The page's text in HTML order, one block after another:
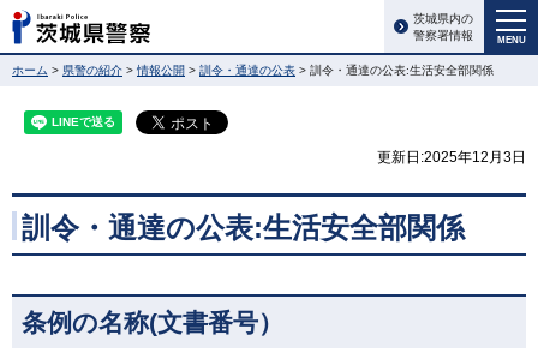
MENU
茨城県内の
警察署情報
ホーム > 県警の紹介 > 情報公開 > 訓令・通達の公表 > 訓令・通達の公表:生活安全部関係
更新日:2025年12月3日
訓令・通達の公表:生活安全部関係
条例の名称(文書番号）